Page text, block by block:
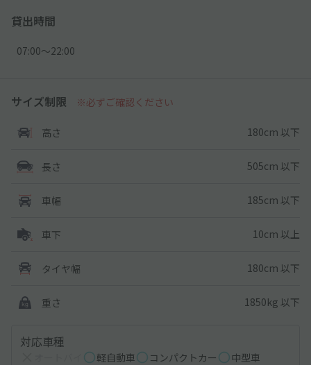
貸出時間
07:00〜22:00
サイズ制限 ※必ずご確認ください
高さ 180cm 以下
長さ 505cm 以下
車幅 185cm 以下
車下 10cm 以上
タイヤ幅 180cm 以下
重さ 1850kg 以下
対応車種
軽自動車 コンパクトカー
中型車